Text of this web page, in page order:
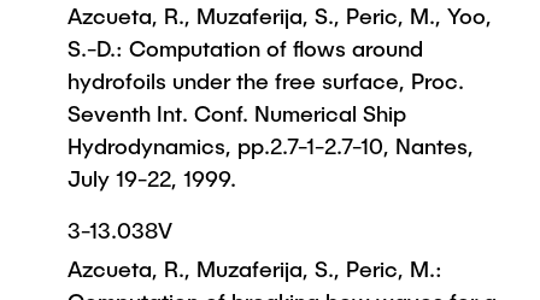
Azcueta, R., Muzaferija, S., Peric, M., Yoo,
S.-D.: Computation of flows around
hydrofoils under the free surface, Proc.
Seventh Int. Conf. Numerical Ship
Hydrodynamics, pp.2.7-1-2.7-10, Nantes,
July 19-22, 1999.
3-13.038V
Azcueta, R., Muzaferija, S., Peric, M.: